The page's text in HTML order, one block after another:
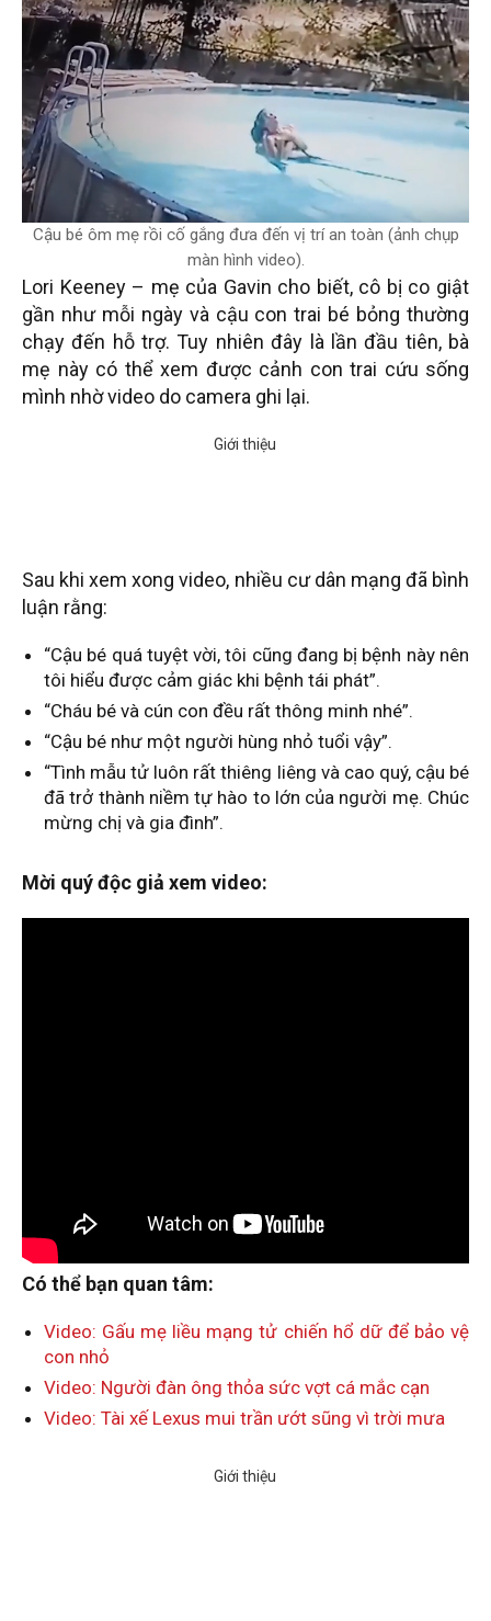
Cậu bé ôm mẹ rồi cố gắng đưa đến vị trí an toàn (ảnh chụp
màn hình video).
Lori Keeney – mẹ của Gavin cho biết, cô bị co giật
gần như mỗi ngày và cậu con trai bé bỏng thường
chạy đến hỗ trợ. Tuy nhiên đây là lần đầu tiên, bà
mẹ này có thể xem được cảnh con trai cứu sống
mình nhờ video do camera ghi lại.
Sau khi xem xong video, nhiều cư dân mạng đã bình
luận rằng:
“Cậu bé quá tuyệt vời, tôi cũng đang bị bệnh này nên
tôi hiểu được cảm giác khi bệnh tái phát”.
“Cháu bé và cún con đều rất thông minh nhé”.
“Cậu bé như một người hùng nhỏ tuổi vậy”.
“Tình mẫu tử luôn rất thiêng liêng và cao quý, cậu bé
đã trở thành niềm tự hào to lớn của người mẹ. Chúc
mừng chị và gia đình”.
Mời quý độc giả xem video:
Có thể bạn quan tâm:
Video: Gấu mẹ liều mạng tử chiến hổ dữ để bảo vệ
con nhỏ
Video: Người đàn ông thỏa sức vợt cá mắc cạn
Video: Tài xế Lexus mui trần ướt sũng vì trời mưa